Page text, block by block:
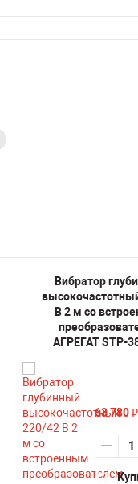
Вибратор
В 2 м со
АГРЕГАТ STP-
63 780 ₽